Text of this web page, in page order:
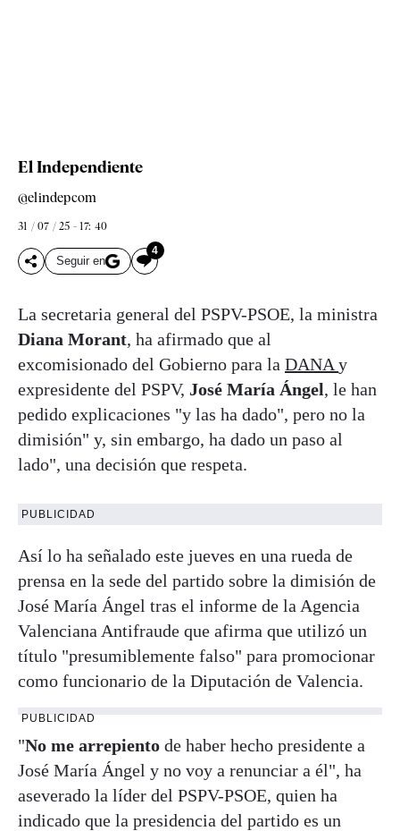
El Independiente
@elindepcom
31 / 07 / 25 - 17: 40
Seguir en
4
La secretaria general del PSPV-PSOE, la ministra
Diana Morant, ha afirmado que al
excomisionado del Gobierno para la DANA y
expresidente del PSPV, José María Ángel, le han
pedido explicaciones "y las ha dado", pero no la
dimisión" y, sin embargo, ha dado un paso al
lado", una decisión que respeta.
PUBLICIDAD
Así lo ha señalado este jueves en una rueda de
prensa en la sede del partido sobre la dimisión de
José María Ángel tras el informe de la Agencia
Valenciana Antifraude que afirma que utilizó un
título "presumiblemente falso" para promocionar
como funcionario de la Diputación de Valencia.
PUBLICIDAD
"No me arrepiento de haber hecho presidente a
José María Ángel y no voy a renunciar a él", ha
aseverado la líder del PSPV-PSOE, quien ha
indicado que la presidencia del partido es un